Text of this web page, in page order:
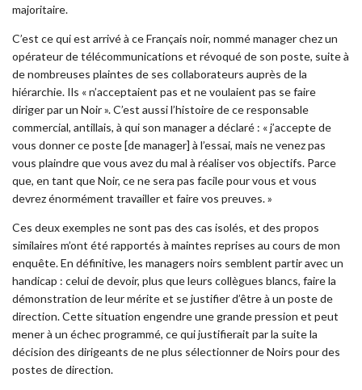
majoritaire.
C’est ce qui est arrivé à ce Français noir, nommé manager chez un
opérateur de télécommunications et révoqué de son poste, suite à
de nombreuses plaintes de ses collaborateurs auprès de la
hiérarchie. Ils « n’acceptaient pas et ne voulaient pas se faire
diriger par un Noir ». C’est aussi l’histoire de ce responsable
commercial, antillais, à qui son manager a déclaré : « j’accepte de
vous donner ce poste [de manager] à l’essai, mais ne venez pas
vous plaindre que vous avez du mal à réaliser vos objectifs. Parce
que, en tant que Noir, ce ne sera pas facile pour vous et vous
devrez énormément travailler et faire vos preuves. »
Ces deux exemples ne sont pas des cas isolés, et des propos
similaires m’ont été rapportés à maintes reprises au cours de mon
enquête. En définitive, les managers noirs semblent partir avec un
handicap : celui de devoir, plus que leurs collègues blancs, faire la
démonstration de leur mérite et se justifier d’être à un poste de
direction. Cette situation engendre une grande pression et peut
mener à un échec programmé, ce qui justifierait par la suite la
décision des dirigeants de ne plus sélectionner de Noirs pour des
postes de direction.